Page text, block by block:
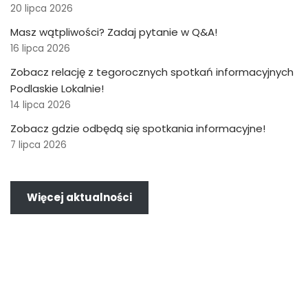
20 lipca 2026
Masz wątpliwości? Zadaj pytanie w Q&A!
16 lipca 2026
Zobacz relację z tegorocznych spotkań informacyjnych
Podlaskie Lokalnie!
14 lipca 2026
Zobacz gdzie odbędą się spotkania informacyjne!
7 lipca 2026
Więcej aktualności